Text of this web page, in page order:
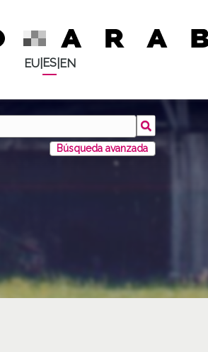
EU| ES| EN
Búsqueda avanzada